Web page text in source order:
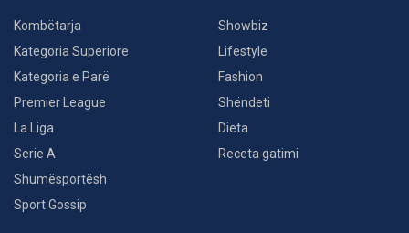
Kombëtarja
Kategoria Superiore
Kategoria e Parë
Premier League
La Liga
Serie A
Shumësportësh
Sport Gossip
Showbiz
Lifestyle
Fashion
Shëndeti
Dieta
Receta gatimi